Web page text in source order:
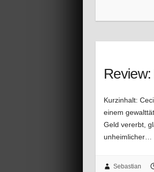
Kurzinhalt:
einem
Geld vererbt,
unheimlicher…
Sebastian